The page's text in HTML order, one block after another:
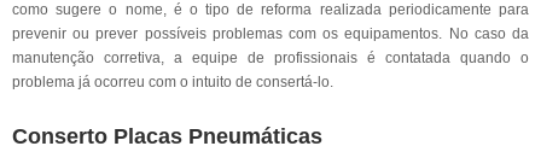
como sugere o nome, é o tipo de reforma realizada periodicamente para
prevenir ou prever possíveis problemas com os equipamentos. No caso da
manutenção corretiva, a equipe de profissionais é contatada quando o
problema já ocorreu com o intuito de consertá-lo.
Conserto Placas Pneumáticas